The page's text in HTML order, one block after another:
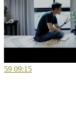
59 09:15